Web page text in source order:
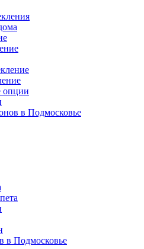
опции
в Подмосковье
в Подмосковье